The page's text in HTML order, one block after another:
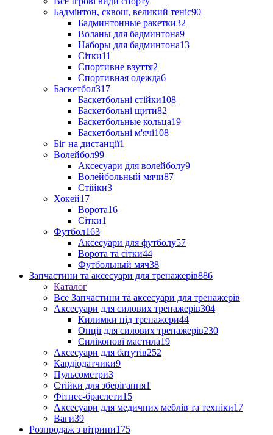
Бадмінтон, сквош, великий теніс90
Бадминтонные ракетки32
Воланы для бадминтона9
Наборы для бадминтона13
Сітки11
Спортивне взуття2
Спортивная одежда6
Баскетбол317
Баскетбольні стійки108
Баскетбольні щити82
Баскетбольные кольца19
Баскетбольні м'ячі108
Біг на дистанції1
Волейбол99
Аксесуари для волейболу9
Волейбольный мячи87
Стійки3
Хокей17
Ворота16
Сітки1
Футбол163
Аксесуари для футболу57
Ворота та сітки44
Футбольный мяч38
Запчастини та аксесуари для тренажерів886
Каталог
Все Запчастини та аксесуари для тренажерів
Аксесуари для силових тренажерів304
Килимки під тренажери44
Опції для силових тренажерів230
Силіконові мастила19
Аксесуари для батутів252
Кардіодатчики9
Пульсометри3
Стійки для зберігання1
Фітнес-браслети15
Аксесуари для медичних меблів та техніки17
Ваги39
Розпродаж з вітрини175